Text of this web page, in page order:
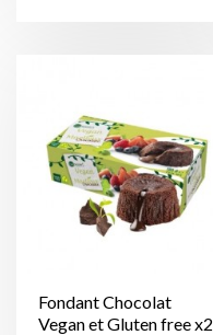
Fondant Chocolat
Vegan et Gluten free x2